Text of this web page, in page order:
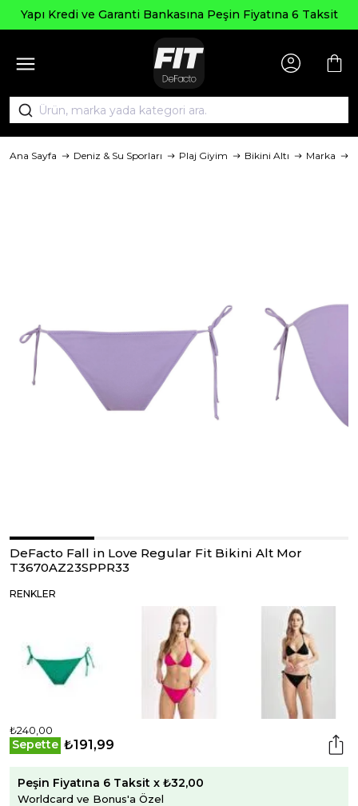
Yapı Kredi ve Garanti Bankasına Peşin Fiyatına 6 Taksit
Ana Sayfa Deniz & Su Sporları Plaj Giyim Bikini Altı Marka
DeFacto Fall in Love Regular Fit Bikini Alt Mor
T3670AZ23SPPR33
RENKLER
₺240,00
Sepette ₺191,99
Peşin Fiyatına 6 Taksit x ₺32,00
Worldcard ve Bonus'a Özel